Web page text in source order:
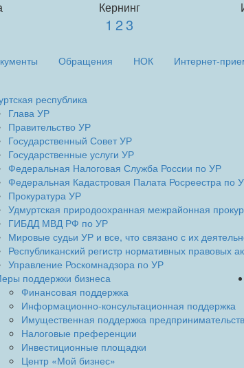
Кернинг
1 23
Обращения НОК Интернет-
республика
Глава УР
Правительство УР
Государственный Совет УР
Государственные услуги УР
Федеральная Налоговая Служба России по УР
Федеральная Кадастровая Палата Росреестра по
Прокуратура УР
Удмуртская природоохранная межрайонная
ГИБДД МВД РФ по УР
Мировые судьи УР и все, что связано с их
Республиканский регистр нормативных правовых
Управление Роскомнадзора по УР
поддержки бизнеса
Финансовая поддержка
Информационно-консультационная поддержка
Имущественная поддержка
Налоговые преференции
Инвестиционные площадки
Центр «Мой бизнес»